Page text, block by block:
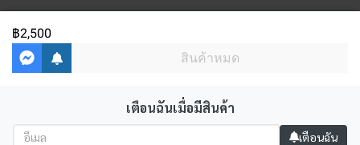
฿2,500
สินค้าหมด
เตือนฉันเมื่อมีสินค้า
เตือนฉัน